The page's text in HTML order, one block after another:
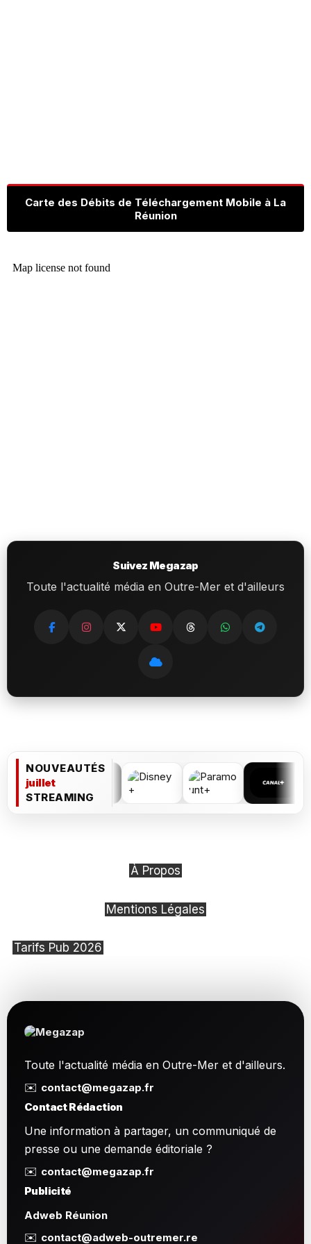
Carte des Débits de Téléchargement Mobile à La
Réunion
Suivez Megazap
Toute l'actualité média en Outre-Mer et d'ailleurs
NOUVEAUTÉS
juillet
STREAMING
À Propos
Mentions Légales
Tarifs Pub 2026
Toute l'actualité média en Outre-Mer et d'ailleurs.
✉️ contact@megazap.fr
Contact Rédaction
Une information à partager, un communiqué de
presse ou une demande éditoriale ?
✉️ contact@megazap.fr
Publicité
Adweb Réunion
✉️ contact@adweb-outremer.re